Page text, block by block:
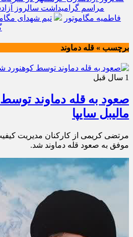
مراسم گرامیداشت سالروز
فاطمیه مگاموتور
تیم شهدای
برچسب » قله دماوند
1 سال قبل
صعود به قله دماوند
مالیبل سایپا
مرتضی کریمی از کارکنان مدیریت
موفق به صعود قله دماوند شد.